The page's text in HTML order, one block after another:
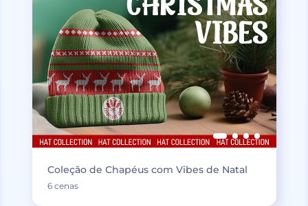
Coleção de Chapéus com Vibes de Natal
6 cenas